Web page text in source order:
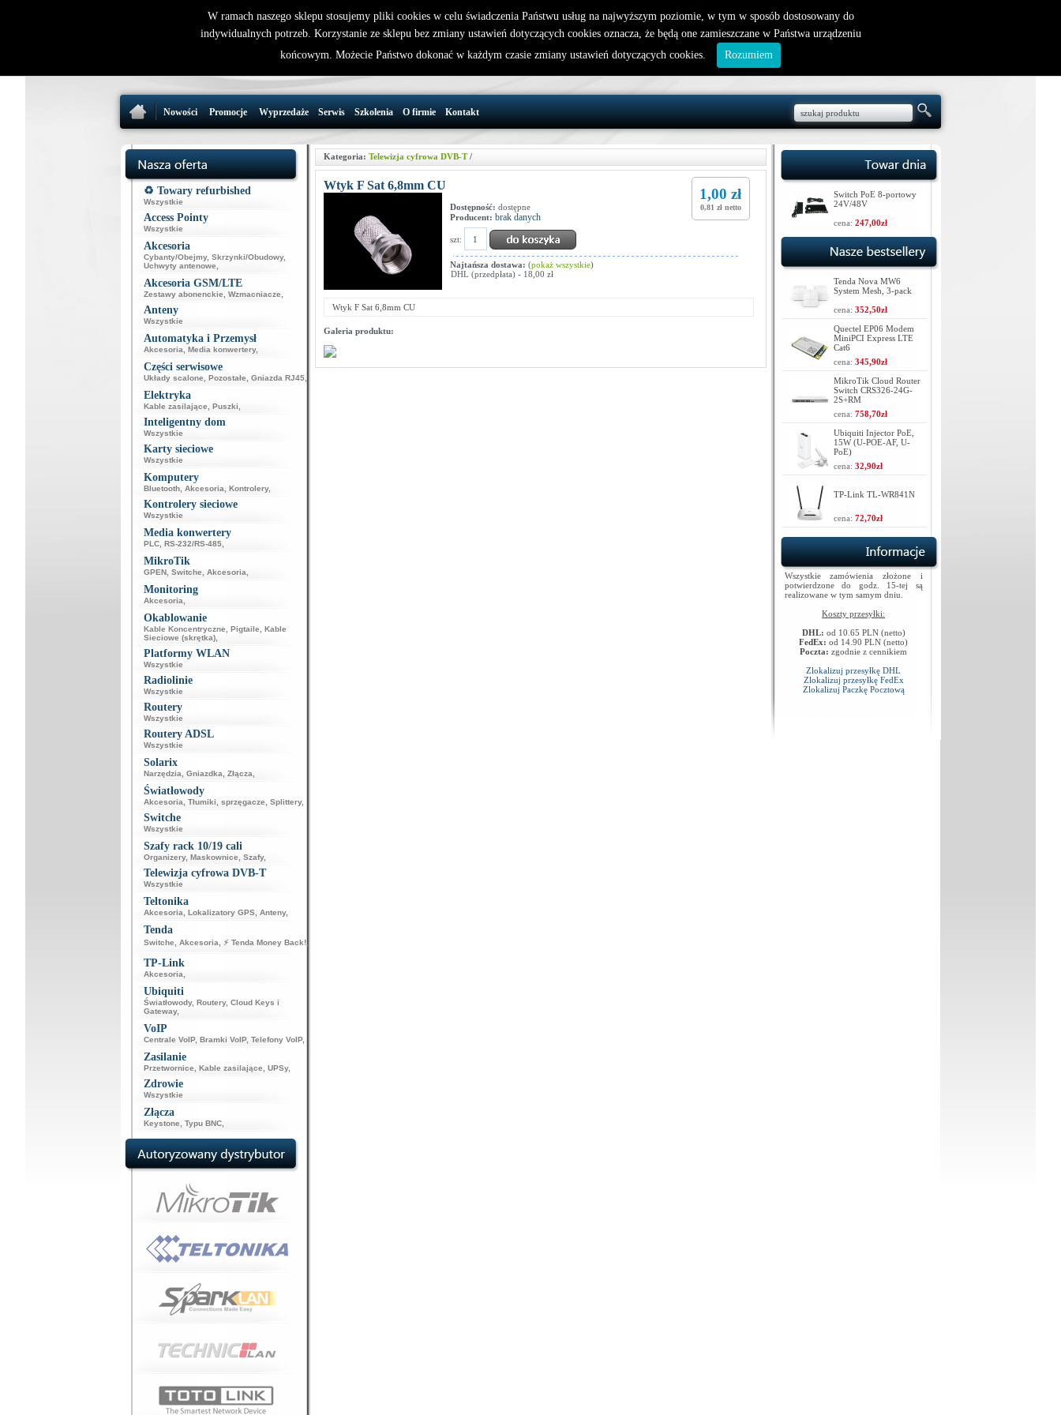
nowy klient
32 721 86 72
support@wirelesslan.com.pl
W koszyku jest 0 produktów(y)
Nowości Promocje Wyprzedaże Serwis Szkolenia O firmie Kontakt
♻️ Towary refurbished
Wszystkie
Access Pointy
Wszystkie
Akcesoria
Cybanty/Obejmy, Skrzynki/Obudowy,
Uchwyty antenowe
Akcesoria GSM/LTE
Zestawy abonenckie Wzmacniacze
Anteny
Wszystkie
Automatyka i Przemysł
Akcesoria Media konwertery,
Części serwisowe
Układy scalone Pozostałe Gniazda RJ45,
Elektryka
Kable zasilające Puszki
Inteligentny dom
Wszystkie
Karty sieciowe
Wszystkie
Komputery
Bluetooth, Akcesoria Kontrolery,
Kontrolery sieciowe
Wszystkie
Media konwertery
PLC, RS-232/RS-485,
MikroTik
GPEN, Switche Akcesoria
Monitoring
Akcesoria
Okablowanie
Kable Koncentryczne Pigtaile
Kable
Sieciowe (skrętka),
Platformy WLAN
Wszystkie
Radiolinie
Wszystkie
Routery
Wszystkie
Routery ADSL
Wszystkie
Solarix
Narzędzia Gniazdka Złącza
Światłowody
Akcesoria Tłumiki, sprzęgacze Splittery,
Switche
Wszystkie
Szafy rack 10/19 cali
Organizery, Maskownice Szafy,
Telewizja cyfrowa DVB-T
Wszystkie
Teltonika
Akcesoria Lokalizatory GPS, Anteny,
Tenda
Switche Akcesoria ⚡ Tenda Money Back!,
TP-Link
Akcesoria
Ubiquiti
Światłowody, Routery, Cloud Keys i
Gateway,
VoIP
Centrale VoIP, Bramki VoIP, Telefony VoIP,
Zasilanie
Przetwornice Kable zasilające UPSy,
Zdrowie
Wszystkie
Złącza
Keystone Typu BNC,
Kategoria: Telewizja cyfrowa DVB-T/
Wtyk F Sat 6,8mm CU
1,00 zł
0,81 zł netto
Dostępność: dostępne
Producent: brak danych
szt:
Najtańsza dostawa: (pokaż wszystkie)
DHL (przedpłata) - 18,00 zł
Wtyk F Sat 6,8mm CU
Galeria produktu:
Switch PoE 8-portowy
24V/48V
cena: 247,00zł
Tenda Nova MW6
System Mesh, 3-pack
cena: 352,50zł
Quectel EP06 Modem
MiniPCI Express LTE
Cat6
cena: 345,90zł
MikroTik Cloud Router
Switch CRS326-24G-
2S+RM
cena: 758,70zł
Ubiquiti Injector PoE,
15W (U-POE-AF, U-
PoE)
cena: 32,90zł
TP-Link TL-WR841N
cena: 72,70zł
Wszystkie zamówienia złożone i
potwierdzone do godz. 15-tej są
realizowane w tym samym dniu.
Koszty przesyłki:
DHL: od 10.65 PLN (netto)
FedEx: od 14.90 PLN (netto)
Poczta: zgodnie z cennikiem
Zlokalizuj przesyłkę DHL
Zlokalizuj przesyłkę FedEx
Zlokalizuj Paczkę Pocztową
W ramach naszego sklepu stosujemy pliki cookies w celu świadczenia Państwu usług na najwyższym poziomie, w tym w sposób dostosowany do
indywidualnych potrzeb. Korzystanie ze sklepu bez zmiany ustawień dotyczących cookies oznacza, że będą one zamieszczane w Państwa urządzeniu
końcowym. Możecie Państwo dokonać w każdym czasie zmiany ustawień dotyczących cookies.
Rozumiem